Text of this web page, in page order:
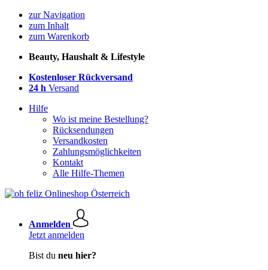
zur Navigation
zum Inhalt
zum Warenkorb
Beauty, Haushalt & Lifestyle
Kostenloser Rückversand
24 h Versand
Hilfe
Wo ist meine Bestellung?
Rücksendungen
Versandkosten
Zahlungsmöglichkeiten
Kontakt
Alle Hilfe-Themen
Anmelden
Jetzt anmelden
Bist du neu hier?